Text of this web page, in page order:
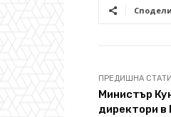
Сподели
ПРЕДИШНА
Министър
директори в